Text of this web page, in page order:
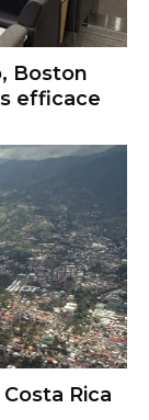
Boston
efficace
Rica